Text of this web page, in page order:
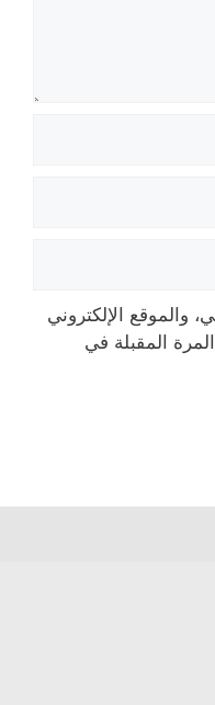
والموقع الإلكتروني
المقبلة في